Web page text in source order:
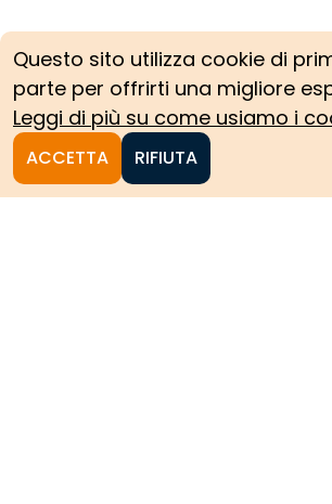
Questo sito utilizza cookie di
parte per offrirti una migliore
Leggi di più su come usiamo i
ACCETTA RIFIUTA